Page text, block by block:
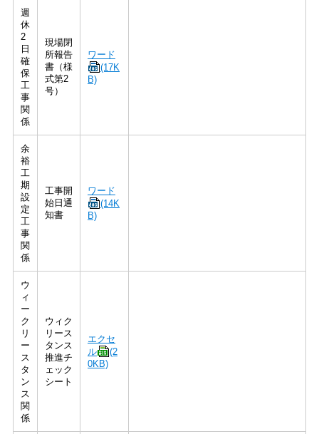
週
休
2
日
確
保
工
事
関
係
現場閉
所報告
書（様
式第2
号）
ワード
(17K
B)
余
裕
工
期
設
定
工
事
関
係
工事開
始日通
知書
ワード
(14K
B)
ウ
ィ
ー
ク
リ
ー
ス
タ
ン
ス
関
係
ウィク
リース
タンス
推進チ
ェック
シート
エクセ
ル
(2
0KB)